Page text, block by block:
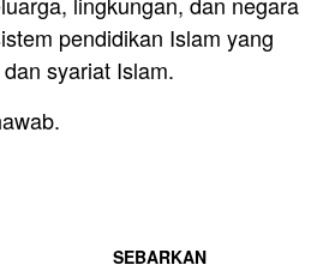
pendidikan Islam yang
syariat Islam.
SEBARKAN